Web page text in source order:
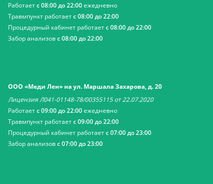
Работаетс 08:00 до 22:00ежедневно
Травмпункт работаетс 08:00 до 22:00
Процедурный кабинет работаетс 08:00 до 22:00
Забор анализовс 08:00 до 22:00
ООО «Меди Лен» на ул. Маршала Захарова, д. 20
Лицензия Л041-01148-78/00355115 от 22.07.2020
Работаетс 09:00 до 22:00ежедневно
Травмпункт работаетс 09:00 до 22:00
Процедурный кабинет работаетс 07:00 до 23:00
Забор анализовс 07:00 до 23:00